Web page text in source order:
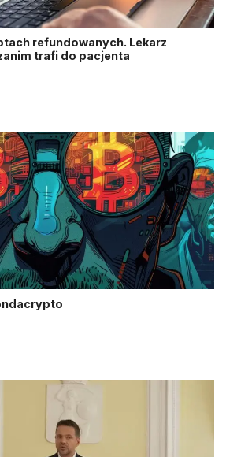
refundowanych. Lekarz
trafi do pacjenta